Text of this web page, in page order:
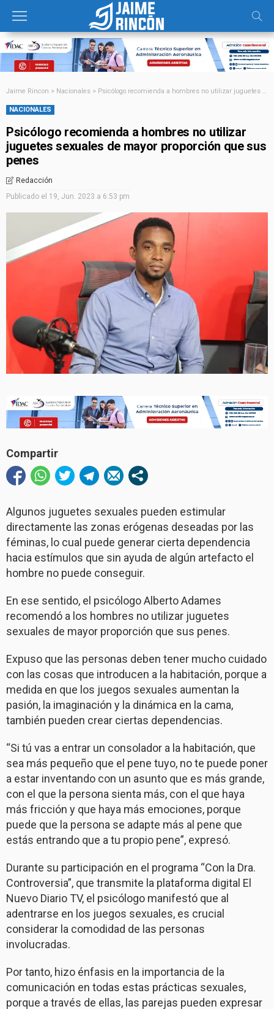
Jaime Rincon > Nacionales > Psicólogo recomienda a hombres no utilizar juguetes sexuales de mayor proporción que sus penes
NACIONALES
Psicólogo recomienda a hombres no utilizar
juguetes sexuales de mayor proporción que sus
penes
Redacción
Publicado el 19, Jun. 2023 a 6:53 pm
Compartir
Algunos juguetes sexuales pueden estimular
directamente las zonas erógenas deseadas por las
féminas, lo cual puede generar cierta dependencia
hacia estímulos que sin ayuda de algún artefacto el
hombre no puede conseguir.
En ese sentido, el psicólogo Alberto Adames
recomendó a los hombres no utilizar juguetes
sexuales de mayor proporción que sus penes.
Expuso que las personas deben tener mucho cuidado
con las cosas que introducen a la habitación, porque a
medida en que los juegos sexuales aumentan la
pasión, la imaginación y la dinámica en la cama,
también pueden crear ciertas dependencias.
“Si tú vas a entrar un consolador a la habitación, que
sea más pequeño que el pene tuyo, no te puede poner
a estar inventando con un asunto que es más grande,
con el que la persona sienta más, con el que haya
más fricción y que haya más emociones, porque
puede que la persona se adapte más al pene que
estás entrando que a tu propio pene”, expresó.
Durante su participación en el programa “Con la Dra.
Controversia”, que transmite la plataforma digital El
Nuevo Diario TV, el psicólogo manifestó que al
adentrarse en los juegos sexuales, es crucial
considerar la comodidad de las personas
involucradas.
Por tanto, hizo énfasis en la importancia de la
comunicación en todas estas prácticas sexuales,
porque a través de ellas, las parejas pueden expresar